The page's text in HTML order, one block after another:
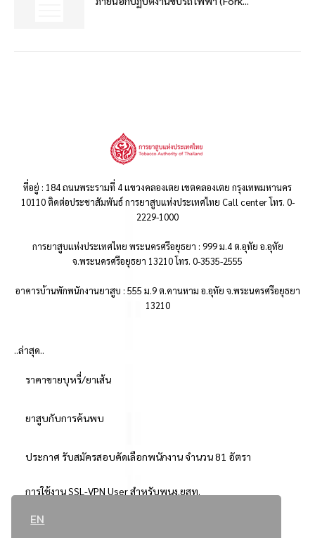
EN
ที่อยู่ : 184 ถนนพระรามที่ 4 แขวงคลองเตย เขตคลองเตย กรุงเทพมหานคร
10110 ติดต่อประชาสัมพันธ์ การยาสูบแห่งประเทศไทย Call center โทร. 0-
2229-1000
การยาสูบแห่งประเทศไทย พระนครศรีอยุธยา : 999 ม.4 ต.อุทัย อ.อุทัย
จ.พระนครศรีอยุธยา 13210 โทร. 0-3535-2555
อาคารบ้านพักพนักงานยาสูบ : 555 ม.9 ต.คานหาม อ.อุทัย จ.พระนครศรีอยุธยา
13210
..ล่าสุด..
ราคาขายบุหรี่/ยาเส้น
ยาสูบกับการค้นพบ
ประกาศ รับสมัครสอบคัดเลือกพนักงาน จำนวน 81 อัตรา
การใช้งาน SSL-VPN User สำหรับพนง.ยสท.
..ยอดนิยม..